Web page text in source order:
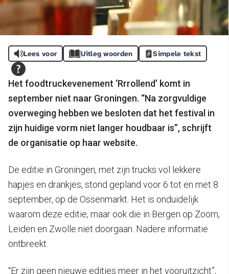
Lees voor Uitleg woorden Simpele tekst
Het foodtruckevenement ‘Rrrollend’ komt in
september niet naar Groningen. “Na zorgvuldige
overweging hebben we besloten dat het festival in
zijn huidige vorm niet langer houdbaar is”, schrijft
de organisatie op haar website.
De editie in Groningen, met zijn trucks vol lekkere
hapjes en drankjes, stond gepland voor 6 tot en met 8
september, op de Ossenmarkt. Het is onduidelijk
waarom deze editie, maar ook die in Bergen op Zoom,
Leiden en Zwolle niet doorgaan. Nadere informatie
ontbreekt.
“Er zijn geen nieuwe edities meer in het vooruitzicht”,